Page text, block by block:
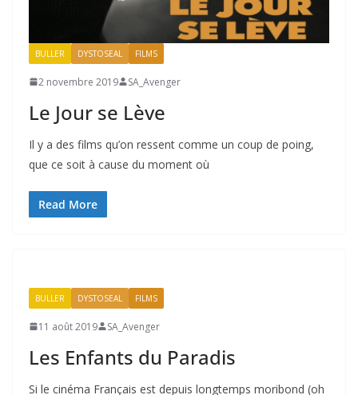
BULLER DYSTOSEAL FILMS
2 novembre 2019 SA_Avenger
Le Jour se Lève
Il y a des films qu’on ressent comme un coup de poing,
que ce soit à cause du moment où
Read More
BULLER DYSTOSEAL FILMS
11 août 2019 SA_Avenger
Les Enfants du Paradis
Si le cinéma Français est depuis longtemps moribond (oh